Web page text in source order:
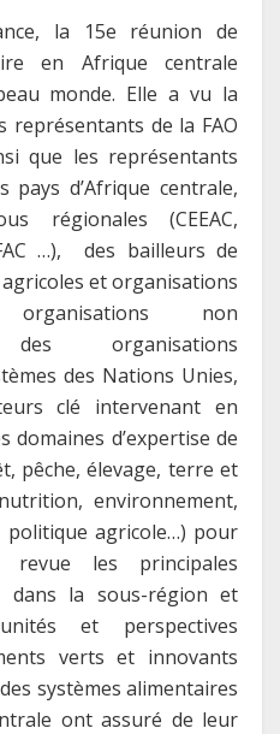
la 15e réunion de
en Afrique centrale
monde. Elle a vu la
de la FAO
que les représentants
pays d’Afrique centrale,
régionales (CEEAC,
…), des bailleurs de
et organisations
non
des organisations
des Nations Unies,
clé intervenant en
domaines d’expertise de
pêche, élevage, terre et
environnement,
politique agricole…) pour
revue les principales
dans la sous-région et
et perspectives
verts et innovants
systèmes alimentaires
ont assuré de leur